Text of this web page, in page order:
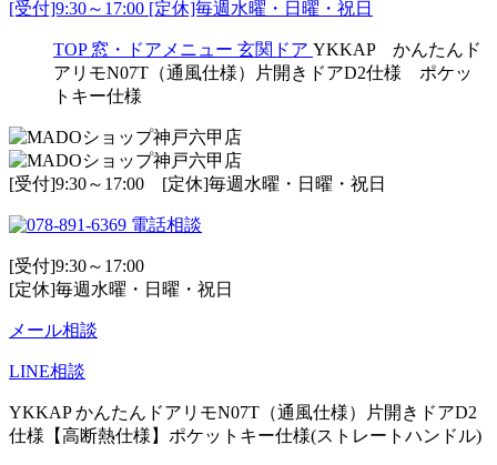
[受付]9:30～17:00 [定休]毎週水曜・日曜・祝日
TOP 窓・ドアメニュー 玄関ドア YKKAP かんたんド
アリモN07T（通風仕様）片開きドアD2仕様 ポケッ
トキー仕様
[受付]9:30～17:00 [定休]毎週水曜・日曜・祝日
電話相談
[受付]9:30～17:00
[定休]毎週水曜・日曜・祝日
メール相談
LINE相談
YKKAP かんたんドアリモN07T（通風仕様）片開きドアD2
仕様【高断熱仕様】ポケットキー仕様(ストレートハンドル)